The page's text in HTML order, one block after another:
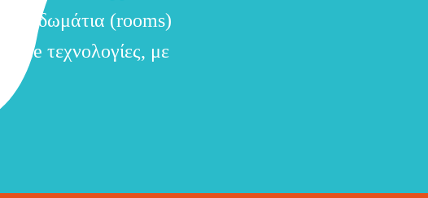
και δωμάτια (rooms)
τεχνολογίες, με